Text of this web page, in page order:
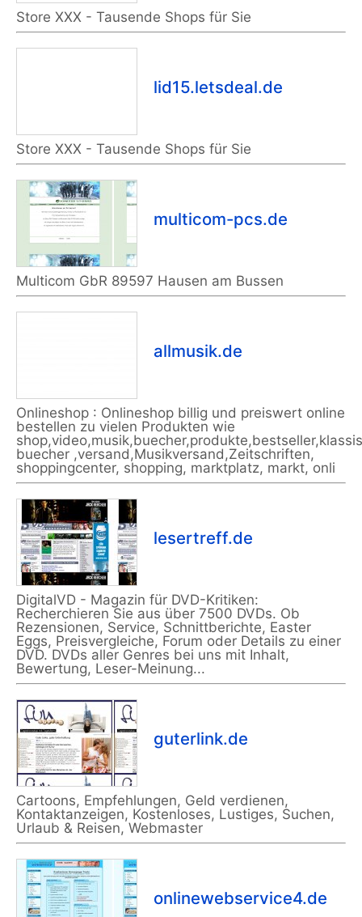
Store XXX - Tausende Shops für Sie
lid15.letsdeal.de
Store XXX - Tausende Shops für Sie
multicom-pcs.de
Multicom GbR 89597 Hausen am Bussen
allmusik.de
Onlineshop : Onlineshop billig und preiswert online
bestellen zu vielen Produkten wie
buecher ,versand,Musikversand,Zeitschriften,
shoppingcenter, shopping, marktplatz, markt, onli
lesertreff.de
DigitalVD - Magazin für DVD-Kritiken:
Recherchieren Sie aus über 7500 DVDs. Ob
Rezensionen, Service, Schnittberichte, Easter
Eggs, Preisvergleiche, Forum oder Details zu einer
DVD. DVDs aller Genres bei uns mit Inhalt,
Bewertung, Leser-Meinung...
guterlink.de
Cartoons, Empfehlungen, Geld verdienen,
Kontaktanzeigen, Kostenloses, Lustiges, Suchen,
Urlaub & Reisen, Webmaster
onlinewebservice4.de